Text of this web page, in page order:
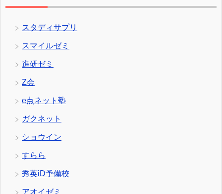
スタディサプリ
スマイルゼミ
進研ゼミ
Z会
e点ネット塾
ガクネット
ショウイン
すらら
秀英iD予備校
アオイゼミ